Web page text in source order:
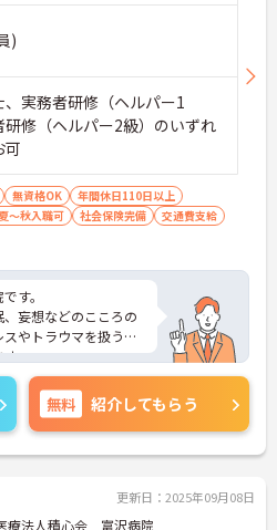
)
実務者研修（ヘルパー1
修（ヘルパー2級）のいずれ
可
無資格OK
年間休日110日以上
夏～秋入職可 社会保険完備
交通費支給
す。
妄想などのこころの
やトラウマを扱う心
す。
めですので、プライ
ただけ、長く続けら
ントなど、さらに詳
ご相談ください。
無料 紹介してもらう
更新日：2025年09月08日
療法人積心会 富沢病院